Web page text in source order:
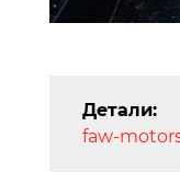
Детали:
faw-